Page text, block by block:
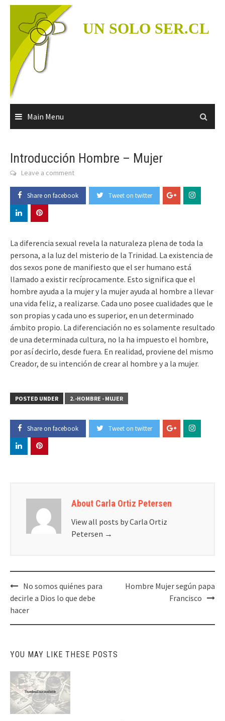
Skip
content
UN SOLO SER.CL
Main Menu
Introducción Hombre – Mujer
Leave a comment
Share on facebook Tweet on twitter
La diferencia sexual revela la naturaleza plena de toda la
persona, a la luz del misterio de la Trinidad. La existencia de
dos sexos pone de manifiesto que el ser humano está
llamado a existir recíprocamente. Esto significa que el
hombre ayuda a la mujer y la mujer ayuda al hombre a llevar
una vida feliz, a realizarse. Cada uno posee cualidades que le
son propias y cada uno es superior, en un determinado
ámbito propio. La diferenciación no es solamente resultado
de una determinada cultura, no la ha impuesto el hombre,
por así decirlo, desde fuera. En realidad, proviene del mismo
Creador, de su intención de crear al hombre y a la mujer.
POSTED UNDER 2.-HOMBRE - MUJER
Share on facebook Tweet on twitter
About Carla Ortiz Petersen
View all posts by Carla Ortiz
Petersen →
Post
navigation
No somos quiénes para
decirle a Dios lo que debe
hacer
Hombre Mujer según papa
Francisco
YOU MAY LIKE THESE POSTS